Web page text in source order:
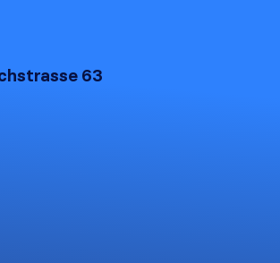
63